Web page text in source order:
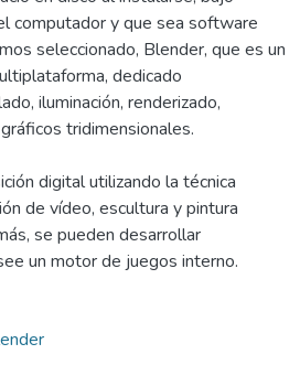
computador y que sea software
seleccionado, Blender, que es un
dedicado
iluminación, renderizado,
tridimensionales.
digital utilizando la técnica
de vídeo, escultura y pintura
se pueden desarrollar
un motor de juegos interno.